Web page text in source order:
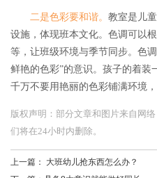
二是色彩要和谐。 教室是儿
设施，体现班本文化。色调可以
等，让班级环境与季节同步。色
鲜艳的色彩”的意识。孩子的着
千万不要用艳丽的色彩铺满环境
版权声明：部分文章和图片来自网
们将在24小时内删除。
上一篇： 大班幼儿抢东西怎么办？